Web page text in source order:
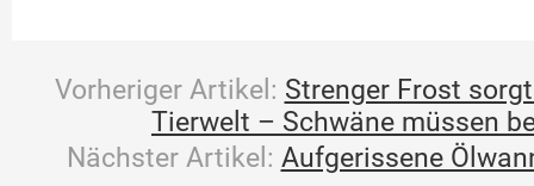
Vorheriger Artikel: Strenger Frost
Tierwelt – Schwäne müssen
Nächster Artikel: Aufgerissene